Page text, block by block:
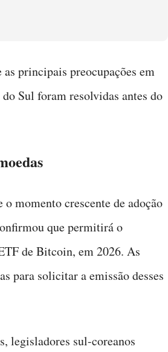
principais preocupações em
Sul foram resolvidas antes do
momento crescente de adoção
que permitirá o
de Bitcoin, em 2026. As
para solicitar a emissão desses
legisladores sul-coreanos